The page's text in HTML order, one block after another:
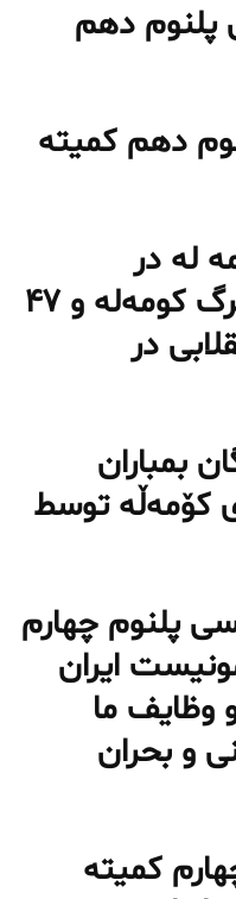
پلنوم دهم
دهم کمیته
له در
گرامیداشت روز پیشمرگ کومه‌له و ۴۷
در
بمباران
کۆمەڵە توسط
پلنوم چهارم
ایران
وظایف ما
و بحران
کمیته